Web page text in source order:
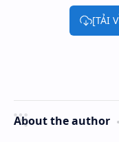
[TẢI
About the author